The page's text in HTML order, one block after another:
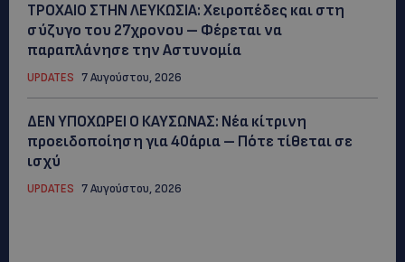
ΤΡΟΧΑΙΟ ΣΤΗΝ ΛΕΥΚΩΣΙΑ: Χειροπέδες και στη
σύζυγο του 27χρονου – Φέρεται να
παραπλάνησε την Αστυνομία
UPDATES 7 Αυγούστου, 2026
ΔΕΝ ΥΠΟΧΩΡΕΙ Ο ΚΑΥΣΩΝΑΣ: Νέα κίτρινη
προειδοποίηση για 40άρια – Πότε τίθεται σε
ισχύ
UPDATES 7 Αυγούστου, 2026